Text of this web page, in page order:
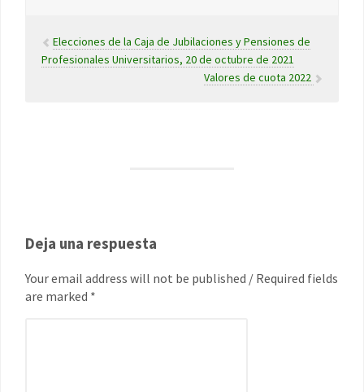
Elecciones de la Caja de Jubilaciones y Pensiones de
Profesionales Universitarios, 20 de octubre de 2021
Valores de cuota 2022
Deja una respuesta
Your email address will not be published / Required fields
are marked *